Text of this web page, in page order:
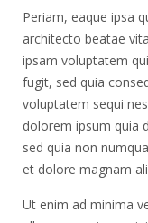
Periam, eaque ipsa
architecto beatae
ipsam voluptatem
fugit, sed quia
voluptatem sequi
dolorem ipsum quia
sed quia non
et dolore magnam
Ut enim ad minima